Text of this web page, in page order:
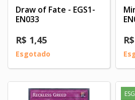
Draw of Fate - EGS1-
EN033
R$ 1,45
Esgotado